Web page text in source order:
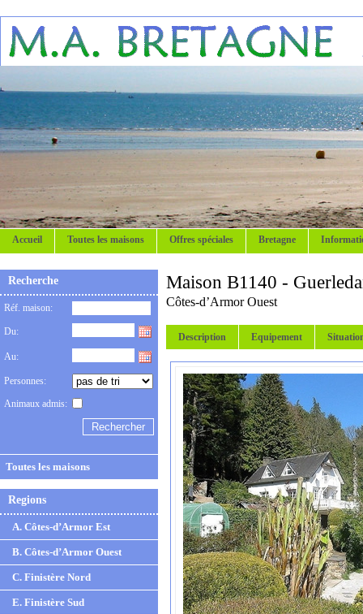
Accueil Toutes les maisons Offres spéciales Bretagne
Recherche
Réf. maison:
Du:
Au:
Personnes:
Animaux admis:
Toutes les maisons
Regions
A. Côtes-d’Armor Est
B. Côtes-d’Armor Ouest
C. Finistère Nord
E. Finistère Sud
Maison B1140 -
Côtes-d’Armor Ouest
Description Equipement